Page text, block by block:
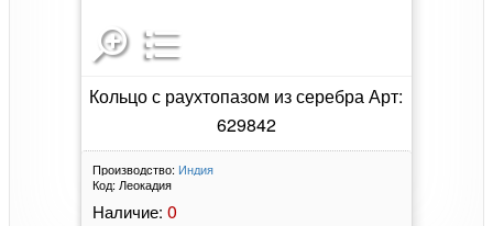
Кольцо с раухтопазом из серебра Арт:
629842
Производство: Индия
Код: Леокадия
Наличие: 0